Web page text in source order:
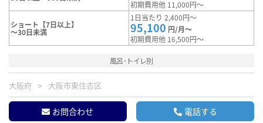
初期費用他 11,000円～
ショート【7日以上】
～30日未満
1日当たり 2,400円～
95,100 円/月～
初期費用他 16,500円～
風呂･トイレ別
大阪府 大阪市東住吉区
お問合わせ 電話する